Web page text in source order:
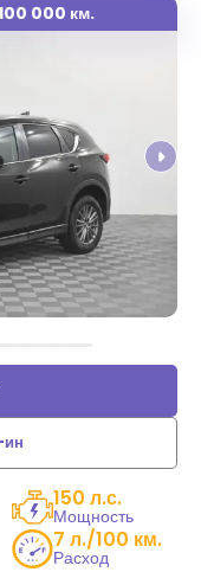
150 л.с.
Мощность
7 л./100 км.
Расход
000 км.